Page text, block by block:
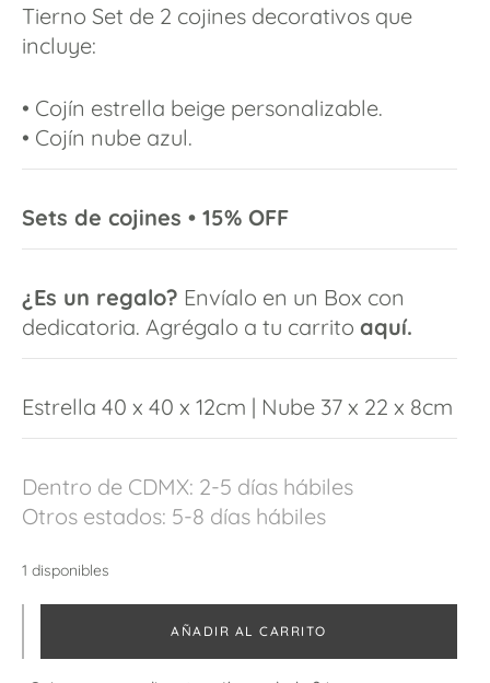
Tierno Set de 2 cojines decorativos que
incluye:
• Cojín estrella beige personalizable.
• Cojín nube azul.
Sets de cojines • 15% OFF
¿Es un regalo? Envíalo en un Box con
dedicatoria. Agrégalo a tu carrito aquí.
Estrella 40 x 40 x 12cm | Nube 37 x 22 x 8cm
Dentro de CDMX: 2-5 días hábiles
Otros estados: 5-8 días hábiles
1 disponibles
AÑADIR AL CARRITO